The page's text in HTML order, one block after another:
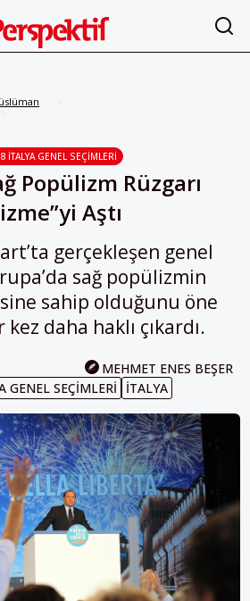
İTALYA GENEL SEÇIMLERI
Popülizm Rüzgarı
Aştı
gerçekleşen genel
sağ popülizmin
sahip olduğunu öne
daha haklı çıkardı.
MEHMET ENES BEŞER
GENEL SEÇIMLERI
İTALYA